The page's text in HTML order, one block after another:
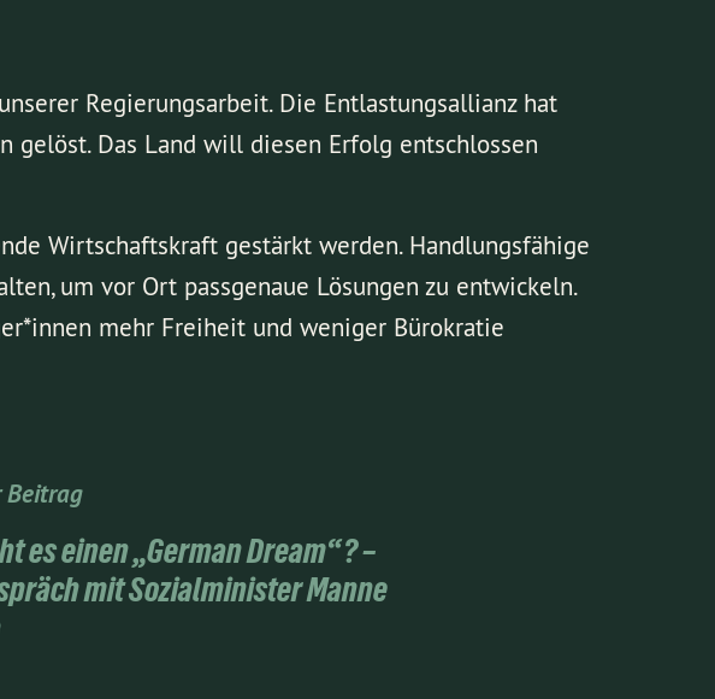
Regierungsarbeit. Die Entlastungsallianz hat
gelöst. Das Land will diesen Erfolg entschlossen
Wirtschaftskraft gestärkt werden. Handlungsfähige
um vor Ort passgenaue Lösungen zu entwickeln.
mehr Freiheit und weniger Bürokratie
Beitrag
es einen „German Dream“? –
mit Sozialminister Manne